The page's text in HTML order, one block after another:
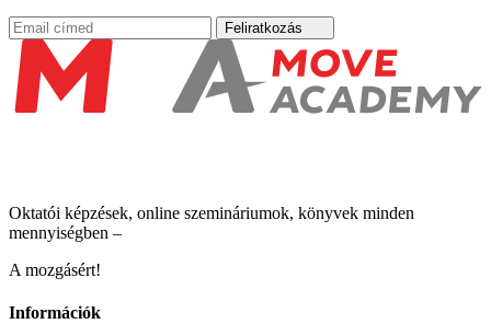
Feliratkozás
Oktatói képzések, online szemináriumok, könyvek minden
mennyiségben –
A mozgásért!
Információk